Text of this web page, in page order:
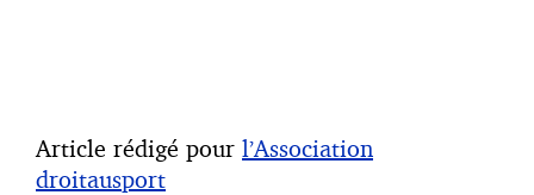
Article rédigé pour l’Association
droitausport